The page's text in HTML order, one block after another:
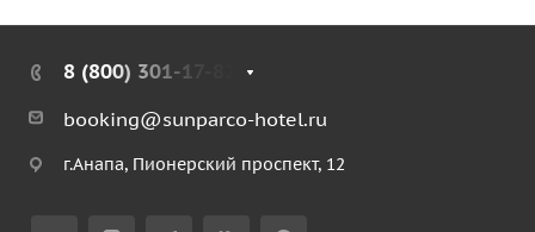
8 (800) 301-17-82
booking@sunparco-hotel.ru
г.Анапа, Пионерский проспект, 12